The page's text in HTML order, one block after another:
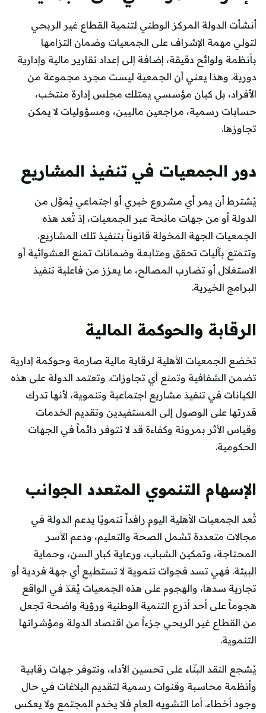
أنشأت الدولة المركز الوطني لتنمية القطاع غير الربحي
لتولي مهمة الإشراف على الجمعيات وضمان التزامها
بأنظمة ولوائح دقيقة، إضافة إلى إعداد تقارير مالية وإدارية
دورية. وهذا يعني أن الجمعية ليست مجرد مجموعة من
الأفراد، بل كيان مؤسسي يمتلك مجلس إدارة منتخب،
حسابات رسمية، مراجعين ماليين، ومسؤوليات لا يمكن
تجاوزها.
دور الجمعيات في تنفيذ المشاريع
يُشترط أن يمر أي مشروع خيري أو اجتماعي يُموَّل من
الدولة أو من جهات مانحة عبر الجمعيات، إذ تُعد هذه
الجمعيات الجهة المخولة قانوناً بتنفيذ تلك المشاريع.
وتتمتع بآليات تحقق ومتابعة وضمانات تمنع العشوائية أو
الاستغلال أو تضارب المصالح، ما يعزز من فاعلية تنفيذ
البرامج الخيرية.
الرقابة والحوكمة المالية
تخضع الجمعيات الأهلية لرقابة مالية صارمة وحوكمة إدارية
تضمن الشفافية وتمنع أي تجاوزات. وتعتمد الدولة على هذه
الكيانات في تنفيذ مشاريع اجتماعية وتنموية، لأنها تدرك
قدرتها على الوصول إلى المستفيدين وتقديم الخدمات
وقياس الأثر بمرونة وكفاءة قد لا تتوفر دائماً في الجهات
الحكومية.
الإسهام التنموي المتعدد الجوانب
تُعد الجمعيات الأهلية اليوم رافداً تنمويًا يدعم الدولة في
مجالات متعددة تشمل الصحة والتعليم، ودعم الأسر
المحتاجة، وتمكين الشباب، ورعاية كبار السن، وحماية
البيئة. فهي تسد فجوات تنموية لا تستطيع أي جهة فردية أو
تجارية سدها، والهجوم على هذه الجمعيات يُعَدّ في الواقع
هجوماً على أحد أذرع التنمية الوطنية ورؤية واضحة تجعل
من القطاع غير الربحي جزءاً من اقتصاد الدولة ومؤشراتها
التنموية.
يُشجع النقد البنّاء على تحسين الأداء، وتتوفر جهات رقابية
وأنظمة محاسبة وقنوات رسمية لتقديم البلاغات في حال
وجود أخطاء. أما التشويه العام فلا يخدم المجتمع ولا يعكس